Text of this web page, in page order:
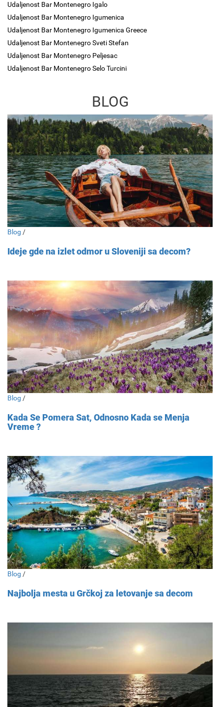
Udaljenost Bar Montenegro Igalo
Udaljenost Bar Montenegro Igumenica
Udaljenost Bar Montenegro Igumenica Greece
Udaljenost Bar Montenegro Sveti Stefan
Udaljenost Bar Montenegro Peljesac
Udaljenost Bar Montenegro Selo Turcini
BLOG
Blog /
Ideje gde na izlet odmor u Sloveniji sa decom?
Blog /
Kada Se Pomera Sat, Odnosno Kada se Menja
Vreme ?
Blog /
Najbolja mesta u Grčkoj za letovanje sa decom